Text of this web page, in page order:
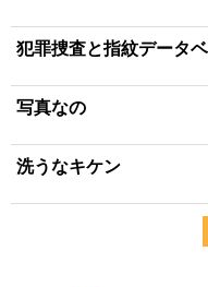
犯罪捜査と指紋データ
写真なの
洗うなキケン